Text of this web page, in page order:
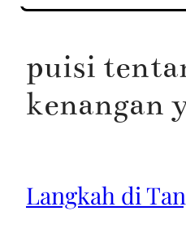
puisi
kenangan
Langkah di